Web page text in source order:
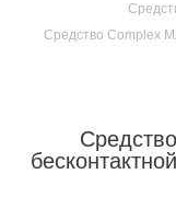
Средство Complex